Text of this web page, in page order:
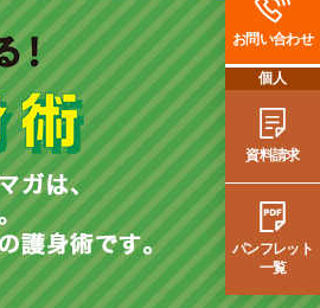
お問い合わせ
個人
資料請求
パンフレット
一覧